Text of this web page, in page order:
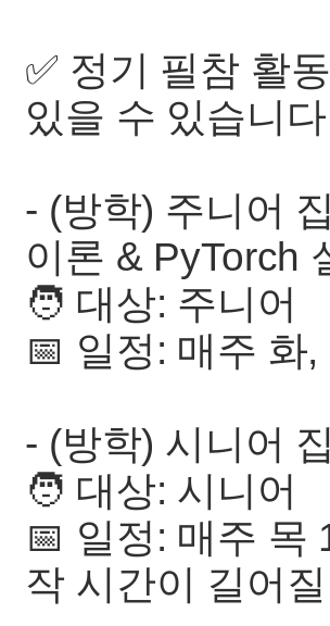
✅ 정기 필참 활
있을 수 있습니
- (방학) 주니어
이론 & PyTorch
🧑‍ 대상: 주니어
📅 일정: 매주 화
- (방학) 시니어
🧑‍ 대상: 시니어
📅 일정: 매주 목
작 시간이 길어